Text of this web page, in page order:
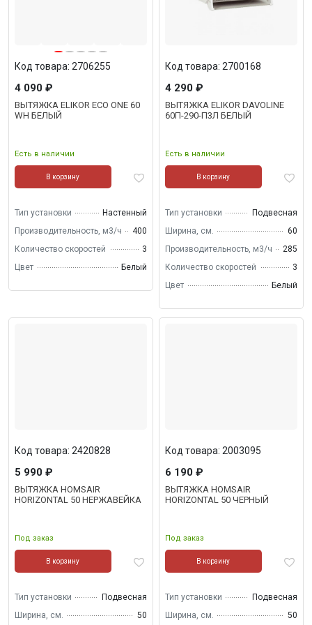
ВЫТЯЖКА ELIKOR ECO ONE 60
WH БЕЛЫЙ
Есть в наличии
Код товара: 2706255
4 090 ₽
В корзину
Тип установки
Настенный
Производительность, м3/ч
400
Количество скоростей
3
Цвет
Белый
ВЫТЯЖКА ELIKOR DAVOLINE
60П-290-П3Л БЕЛЫЙ
Есть в наличии
Код товара: 2700168
4 290 ₽
В корзину
Тип установки
Подвесная
Ширина, см.
60
Производительность, м3/ч
285
Количество скоростей
3
Цвет
Белый
ВЫТЯЖКА HOMSAIR
HORIZONTAL 50 НЕРЖАВЕЙКА
Под заказ
Код товара: 2420828
5 990 ₽
В корзину
Тип установки
Подвесная
Ширина, см.
50
ВЫТЯЖКА HOMSAIR
HORIZONTAL 50 ЧЕРНЫЙ
Под заказ
Код товара: 2003095
6 190 ₽
В корзину
Тип установки
Подвесная
Ширина, см.
50